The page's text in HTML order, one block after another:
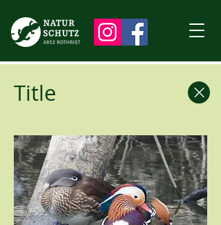
Title